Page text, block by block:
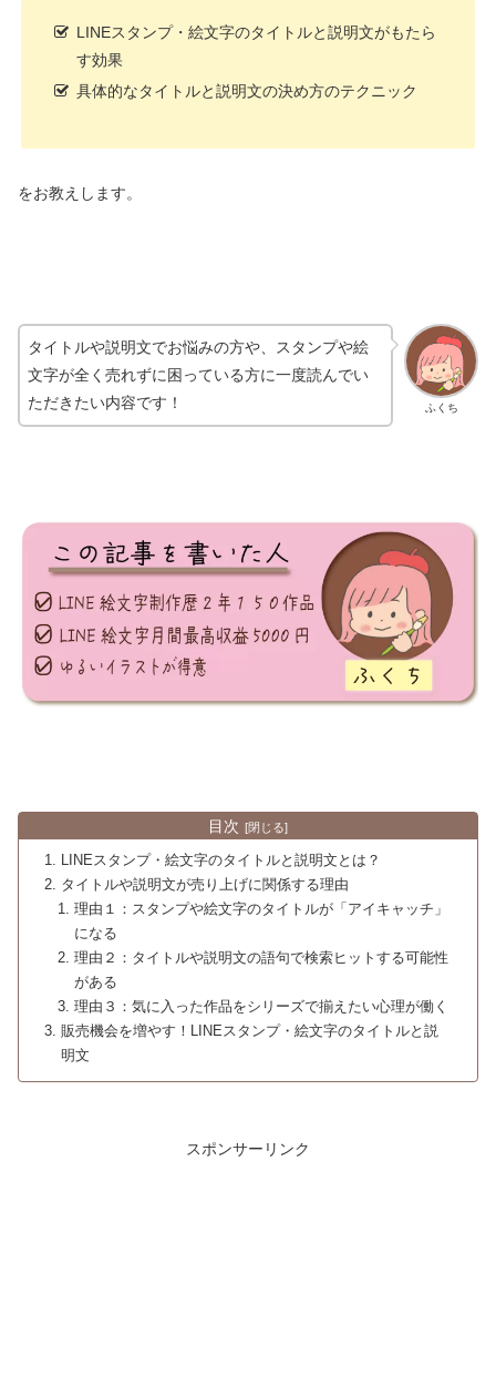
LINEスタンプ・絵文字のタイトルと説明文がもたら
す効果
具体的なタイトルと説明文の決め方のテクニック
をお教えします。
ふくち
タイトルや説明文でお悩みの方や、スタンプや絵
文字が全く売れずに困っている方に一度読んでい
ただきたい内容です！
目次
LINEスタンプ・絵文字のタイトルと説明文とは？
タイトルや説明文が売り上げに関係する理由
理由１：スタンプや絵文字のタイトルが「アイキャッチ」
になる
理由２：タイトルや説明文の語句で検索ヒットする可能性
がある
理由３：気に入った作品をシリーズで揃えたい心理が働く
販売機会を増やす！LINEスタンプ・絵文字のタイトルと説
明文
スポンサーリンク